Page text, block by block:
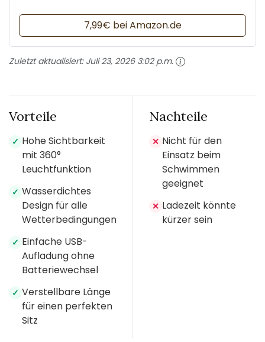
7,99€ bei Amazon.de
Zuletzt aktualisiert: Juli 23, 2026 3:02 p.m.
Vorteile
✓ Hohe Sichtbarkeit
mit 360°
Leuchtfunktion
✓ Wasserdichtes
Design für alle
Wetterbedingungen
✓ Einfache USB-
Aufladung ohne
Batteriewechsel
✓ Verstellbare Länge
für einen perfekten
Sitz
Nachteile
✕ Nicht für den
Einsatz beim
Schwimmen
geeignet
✕ Ladezeit könnte
kürzer sein